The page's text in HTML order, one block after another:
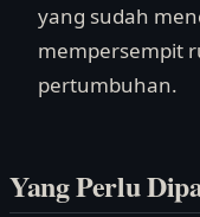
yang sudah
mempersempit
pertumbuhan.
Yang Perlu